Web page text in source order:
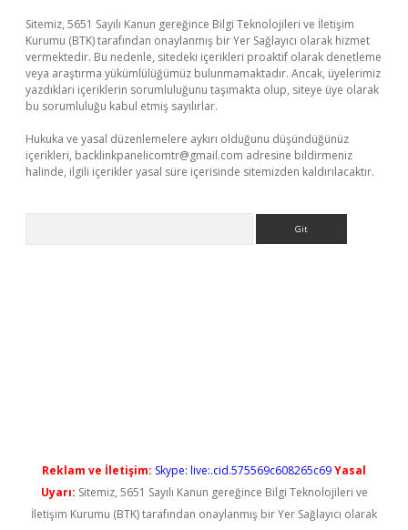
Sitemiz, 5651 Sayılı Kanun gereğince Bilgi Teknolojileri ve İletişim
Kurumu (BTK) tarafından onaylanmış bir Yer Sağlayıcı olarak hizmet
vermektedir. Bu nedenle, sitedeki içerikleri proaktif olarak denetleme
veya araştırma yükümlülüğümüz bulunmamaktadır. Ancak, üyelerimiz
yazdıkları içeriklerin sorumluluğunu taşımakta olup, siteye üye olarak
bu sorumluluğu kabul etmiş sayılırlar.
Hukuka ve yasal düzenlemelere aykırı olduğunu düşündüğünüz
içerikleri, backlinkpanelicomtr@gmail.com adresine bildirmeniz
halinde, ilgili içerikler yasal süre içerisinde sitemizden kaldırılacaktır.
Reklam ve İletişim: Skype: live:.cid.575569c608265c69Yasal
Uyarı: Sitemiz, 5651 Sayılı Kanun gereğince Bilgi Teknolojileri ve
İletişim Kurumu (BTK) tarafından onaylanmış bir Yer Sağlayıcı olarak